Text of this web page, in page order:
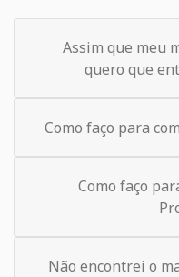
Assim que meu
quero que
Como faço para
Como faço
Não encontrei o